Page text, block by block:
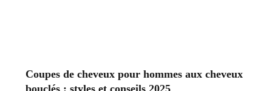
Coupes de cheveux pour hommes aux cheveux
bouclés : styles et conseils 2025